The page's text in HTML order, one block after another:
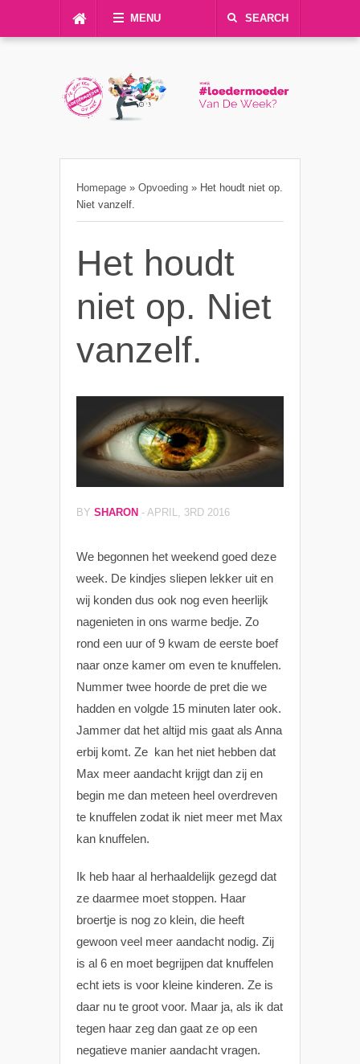
MENU SEARCH
Homepage » Opvoeding » Het houdt niet op.
Niet vanzelf.
Het houdt
niet op. Niet
vanzelf.
BY SHARON - APRIL, 3RD 2016
We begonnen het weekend goed deze
week. De kindjes sliepen lekker uit en
wij konden dus ook nog even heerlijk
nagenieten in ons warme bedje. Zo
rond een uur of 9 kwam de eerste boef
naar onze kamer om even te knuffelen.
Nummer twee hoorde de pret die we
hadden en volgde 15 minuten later ook.
Jammer dat het altijd mis gaat als Anna
erbij komt. Ze kan het niet hebben dat
Max meer aandacht krijgt dan zij en
begin me dan meteen heel overdreven
te knuffelen zodat ik niet meer met Max
kan knuffelen.
Ik heb haar al herhaaldelijk gezegd dat
ze daarmee moet stoppen. Haar
broertje is nog zo klein, die heeft
gewoon veel meer aandacht nodig. Zij
is al 6 en moet begrijpen dat knuffelen
echt iets is voor kleine kinderen. Ze is
daar nu te groot voor. Maar ja, als ik dat
tegen haar zeg dan gaat ze op een
negatieve manier aandacht vragen.